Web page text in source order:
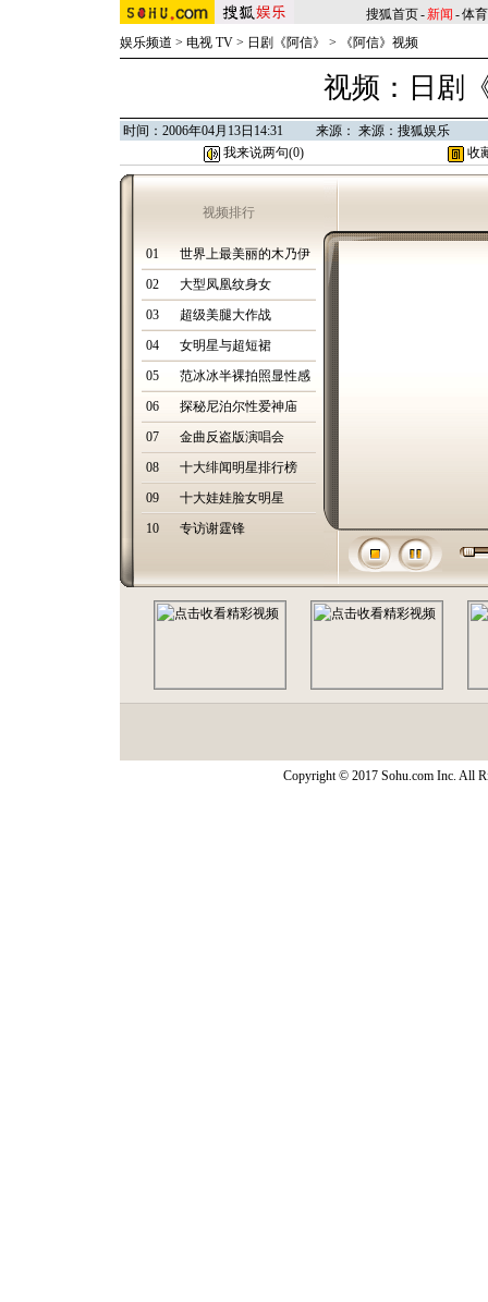
搜狐首页-新闻 -体育
娱乐频道 > 电视 TV > 日剧《阿信》 > 《阿信》视频
视频：日剧
时间：2006年04月13日14:31 来源： 来源：搜狐娱乐
我来说两句(0) 收
视频排行
01
世界上最美丽的木乃伊
02
大型凤凰纹身女
03
超级美腿大作战
04
女明星与超短裙
05
范冰冰半裸拍照显性感
06
探秘尼泊尔性爱神庙
07
金曲反盗版演唱会
08
十大绯闻明星排行榜
09
十大娃娃脸女明星
10
专访谢霆锋
Copyright © 2017 Sohu.com Inc. All